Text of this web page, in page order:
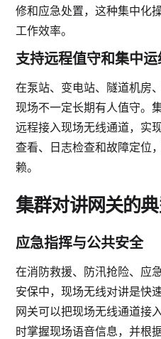
修和应急处置，这种集中化
工作效率。
支持远程值守和集中运
在泵站、变电站、隧道机房
现场不一定长期有人值守。
远程接入现场无线通道，实
查看、日志检查和故障定位
赖。
集群对讲网关的
应急指挥与公共安全
在消防救援、防汛抢险、应
安保中，现场无线对讲是快
网关可以把现场无线通道接
时掌握现场语音信息，并根